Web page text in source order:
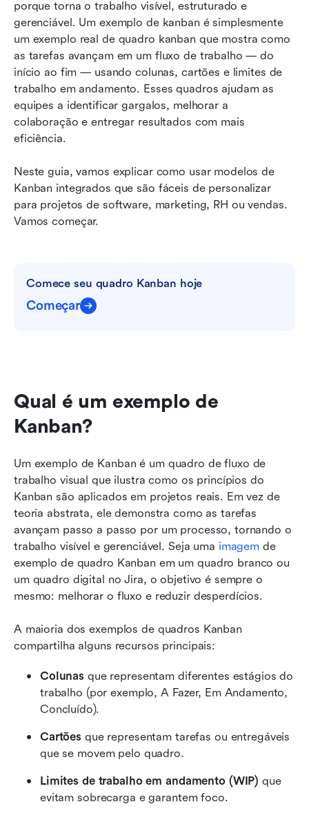
porque torna o trabalho visível, estruturado e
gerenciável. Um exemplo de kanban é simplesmente
um exemplo real de quadro kanban que mostra como
as tarefas avançam em um fluxo de trabalho — do
início ao fim — usando colunas, cartões e limites de
trabalho em andamento. Esses quadros ajudam as
equipes a identificar gargalos, melhorar a
colaboração e entregar resultados com mais
eficiência.
Neste guia, vamos explicar como usar modelos de
Kanban integrados que são fáceis de personalizar
para projetos de software, marketing, RH ou vendas.
Vamos começar.
Comece seu quadro Kanban hoje
Começar
Qual é um exemplo de
Kanban?
Um exemplo de Kanban é um quadro de fluxo de
trabalho visual que ilustra como os princípios do
Kanban são aplicados em projetos reais. Em vez de
teoria abstrata, ele demonstra como as tarefas
avançam passo a passo por um processo, tornando o
trabalho visível e gerenciável. Seja uma imagem de
exemplo de quadro Kanban em um quadro branco ou
um quadro digital no Jira, o objetivo é sempre o
mesmo: melhorar o fluxo e reduzir desperdícios.
A maioria dos exemplos de quadros Kanban
compartilha alguns recursos principais:
Colunas que representam diferentes estágios do
trabalho (por exemplo, A Fazer, Em Andamento,
Concluído).
Cartões que representam tarefas ou entregáveis
que se movem pelo quadro.
Limites de trabalho em andamento (WIP) que
evitam sobrecarga e garantem foco.
Conclusão
Perguntas frequentes
Leitura relacionada